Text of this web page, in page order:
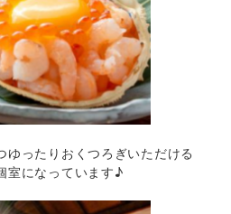
ゆったりおくつろぎいただける
室になっています♪